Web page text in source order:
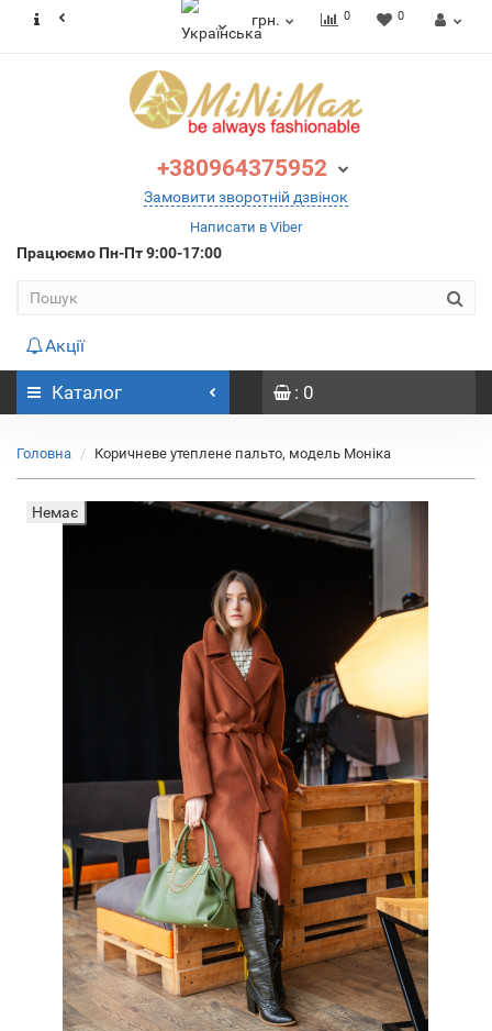
грн. 0 0
+380964375952
Замовити зворотній дзвінок
Написати в Viber
Працюємо Пн-Пт 9:00-17:00
Акції
Каталог : 0
Головна Коричневе утеплене пальто, модель Моніка
Немає